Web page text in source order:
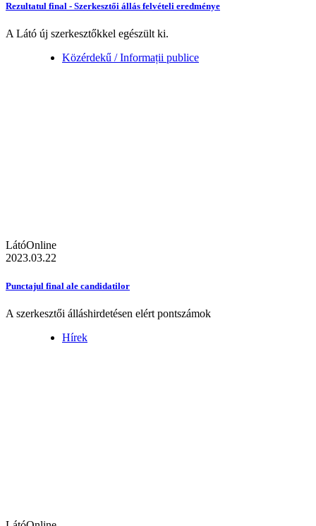
Rezultatul final - Szerkesztői állás felvételi eredménye
A Látó új szerkesztőkkel egészült ki.
Közérdekű / Informații publice
LátóOnline
2023.03.22
Punctajul final ale candidatilor
A szerkesztői álláshirdetésen elért pontszámok
Hírek